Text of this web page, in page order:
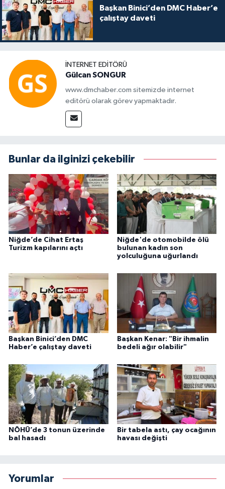
Başkan Binici’den DMC Haber’e
çalıştay daveti
İNTERNET EDITÖRÜ
Gülcan SONGUR
www.dmchaber.com sitemizde internet
editörü olarak görev yapmaktadır.
Bunlar da ilginizi çekebilir
Niğde’de Cihat Ertaş
Turizm kapılarını açtı
Niğde'de otomobilde ölü
bulunan kadın son
yolculuğuna uğurlandı
Başkan Binici’den DMC
Haber’e çalıştay daveti
Başkan Kenar: "Bir ihmalin
bedeli ağır olabilir"
NÖHÜ’de 3 tonun üzerinde
bal hasadı
Bir tabela astı, çay ocağının
havası değişti
Yorumlar